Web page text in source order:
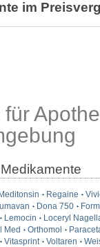
im
Regaine
Dona 750
Lemocin
Loceryl
Med Orthomol
Vitasprint Voltaren